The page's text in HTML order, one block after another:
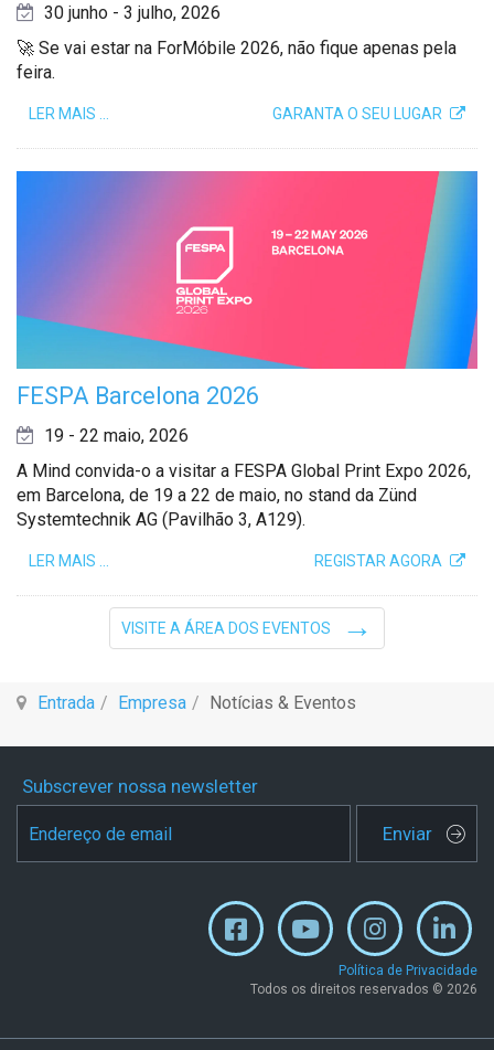
30 junho - 3 julho, 2026
🚀 Se vai estar na ForMóbile 2026, não fique apenas pela
feira.
GARANTA O SEU LUGAR
LER MAIS …
FESPA Barcelona 2026
19 - 22 maio, 2026
A Mind convida-o a visitar a FESPA Global Print Expo 2026,
em Barcelona, de 19 a 22 de maio, no stand da Zünd
Systemtechnik AG (Pavilhão 3, A129).
REGISTAR AGORA
LER MAIS …
VISITE A ÁREA DOS EVENTOS
Entrada Empresa Notícias & Eventos
Subscrever nossa newsletter
Enviar
Política de Privacidade
Todos os direitos reservados © 2026